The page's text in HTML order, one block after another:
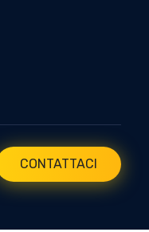
CONTATTACI